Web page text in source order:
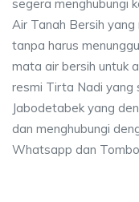
segera menghubungi
Air Tanah Bersih
tanpa harus
mata air bersih untuk
resmi Tirta Nadi yang
Jabodetabek yang
dan menghubungi
Whatsapp dan